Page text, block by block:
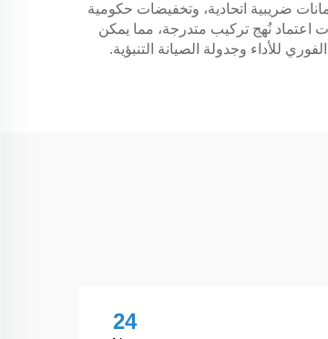
ضريبية اتحادية، وتخفيضات حكومية
اعتماد نُهج تركيب متدرجة، مما يمكن
للأداء وجدولة الصيانة التنبؤية.
24